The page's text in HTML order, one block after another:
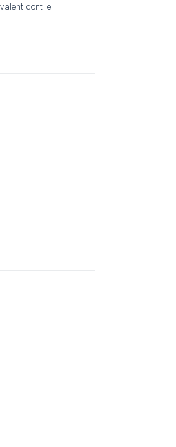
dont le